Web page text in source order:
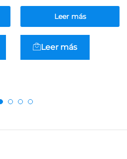
Leer más
Leer más